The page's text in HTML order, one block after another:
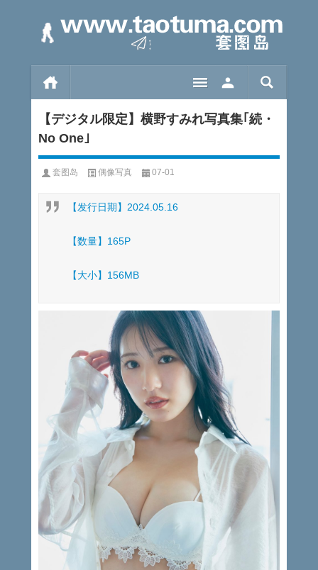
【デジタル限定】横野すみれ写真集｢続・
No One｣
套图岛 偶像写真 07-01
【发行日期】2024.05.16
【数量】165P
【大小】156MB